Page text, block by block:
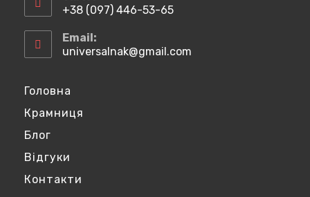
вашому
+38 (097) 446-53-65
у
вашому
Email:
universalnak@gmail.com
Головна
Крамниця
Блог
Відгуки
Контакти